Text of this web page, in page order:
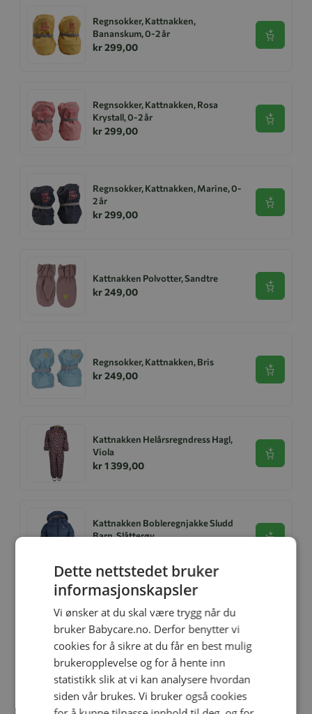
Regnsokker, Kattnakken,
Bananskum, 0-2 år
kr 299,00
Se
Regnsokker, Kattnakken, Rosa
Krystall, 0-2 år
kr 299,00
Se
Regnsokker, Kattnakken, Marine, 0-
2 år
kr 299,00
Se
Kattnakken Polvotter, Sandtre
kr 249,00 Se
Regnsokker, Kattnakken, Bris
kr 249,00 Se
Kattnakken Helårsregndress Hagl,
Viola
kr 1 399,00
Se
Kattnakken Bobleregnjakke Sludd
Barn, Slåtterøy
Se
Relaterte produkter
Dette nettstedet bruker
informasjonskapsler
Vi ønsker at du skal være trygg når du
bruker Babycare.no. Derfor benytter vi
cookies for å sikre at du får en best mulig
brukeropplevelse og for å hente inn
statistikk slik at vi kan analysere hvordan
siden vår brukes. Vi bruker også cookies